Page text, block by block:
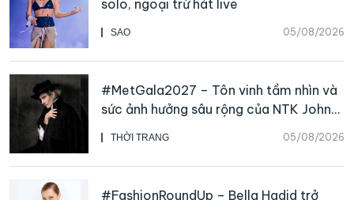
SAO 05/08/2026
solo, ngoại trừ hát live
THỜI TRANG 05/08/2026
#MetGala2027 – Tôn vinh tầm nhìn và
sức ảnh hưởng sâu rộng của NTK John
Galliano
#FashionRoundUp – Bella Hadid trở